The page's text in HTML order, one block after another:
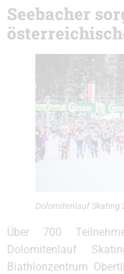
Seebacher
Dolomitenlauf Skating
Über 700
Dolomitenlauf
Biathlonzentrum